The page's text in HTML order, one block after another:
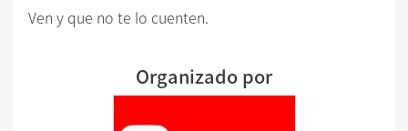
Ven y que no te lo cuenten.
Organizado por